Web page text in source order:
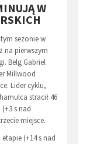
W
sezonie w
na pierwszym
Belg Gabriel
Millwood
Lider cyklu,
stracił 46
s nad
miejsce.
(+14 s nad